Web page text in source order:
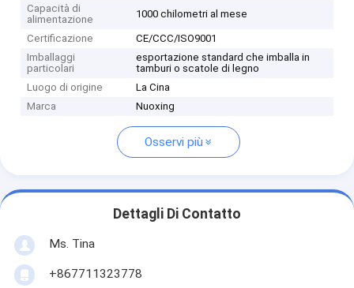
Capacità di
alimentazione
1000 chilometri al mese
Certificazione
CE/CCC/ISO9001
Imballaggi
particolari
esportazione standard che imballa in
tamburi o scatole di legno
Luogo di origine
La Cina
Marca
Nuoxing
Osservi più
Dettagli Di Contatto
Ms. Tina
+867711323778